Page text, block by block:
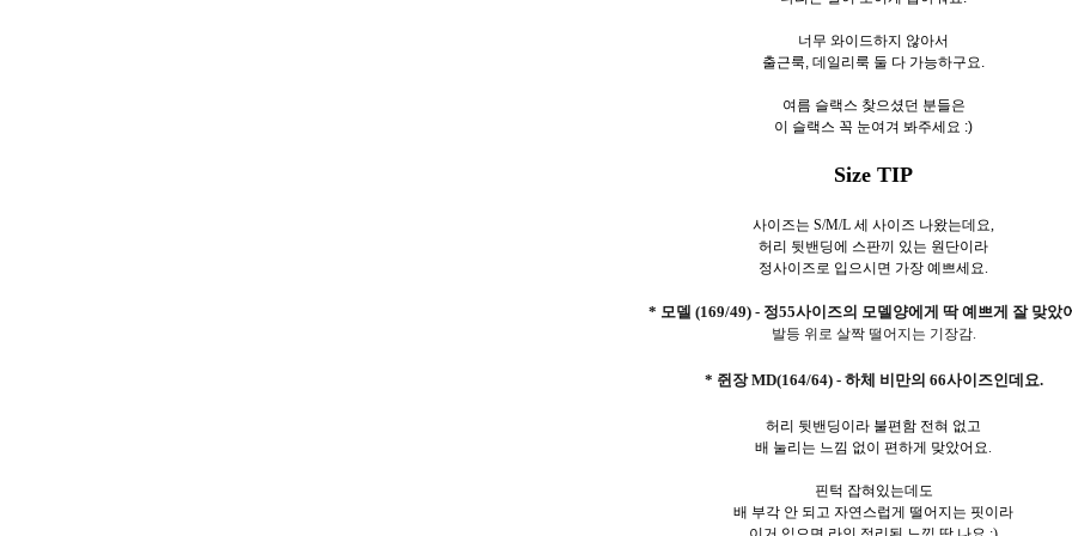
너무 와이드하지 않아서
출근룩, 데일리룩 둘 다 가능하구요.
여름 슬랙스 찾으셨던 분들은
이 슬랙스 꼭 눈여겨 봐주세요 :)
Size TIP
사이즈는 S/M/L 세 사이즈 나왔는데요,
허리 뒷밴딩에 스판끼 있는 원단이라
정사이즈로 입으시면 가장 예쁘세요.
* 모델 (169/49) - 정55사이즈의 모델양에게 딱 예쁘게 잘 맞았
발등 위로 살짝 떨어지는 기장감.
* 쥔장 MD(164/64) - 하체 비만의 66사이즈인데요.
허리 뒷밴딩이라 불편함 전혀 없고
배 눌리는 느낌 없이 편하게 맞았어요.
핀턱 잡혀있는데도
배 부각 안 되고 자연스럽게 떨어지는 핏이라